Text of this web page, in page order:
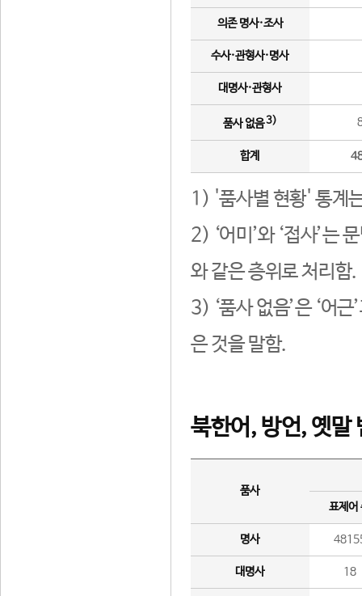
의존 명사·조사
수사·관형사·명사
대명사·관형사
품사 없음3)
합계
1) '품사별 현황' 통계
2) ‘어미’와 ‘접사’는
와 같은 층위로 처리함.
3) ‘품사 없음’은 ‘어
은 것을 말함.
북한어, 방언, 옛말
품사
표제어
명사
대명사 18